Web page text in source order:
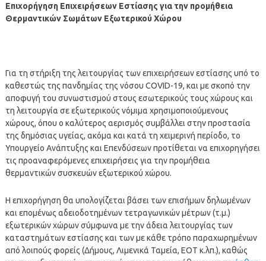
Επιχορήγηση Επιχειρήσεων Εστίασης για την προμήθεια
Θερμαντικών Σωμάτων Εξωτερικού Χώρου
Για τη στήριξη της λειτουργίας των επιχειρήσεων εστίασης υπό το
καθεστώς της πανδημίας της νόσου COVID-19, και με σκοπό την
αποφυγή του συνωστισμού στους εσωτερικούς τους χώρους και
τη λειτουργία σε εξωτερικούς νόμιμα χρησιμοποιούμενους
χώρους, όπου ο καλύτερος αερισμός συμβάλλει στην προστασία
της δημόσιας υγείας, ακόμα και κατά τη χειμερινή περίοδο, το
Υπουργείο Ανάπτυξης και Επενδύσεων προτίθεται να επιχορηγήσει
τις προαναφερόμενες επιχειρήσεις για την προμήθεια
θερμαντικών συσκευών εξωτερικού χώρου.
Η επιχορήγηση θα υπολογίζεται βάσει των επισήμων δηλωμένων
και επομένως αδειοδοτημένων τετραγωνικών μέτρων (τ.μ.)
εξωτερικών χώρων σύμφωνα με την άδεια λειτουργίας των
καταστημάτων εστίασης και των με κάθε τρόπο παραχωρημένων
από λοιπούς φορείς (Δήμους, Λιμενικά Ταμεία, ΕΟΤ κ.λπ.), καθώς